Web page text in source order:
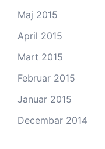
Maj 2015
April 2015
Mart 2015
Februar 2015
Januar 2015
Decembar 2014